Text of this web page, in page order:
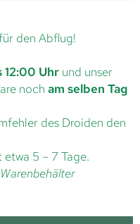
den Abflug!
12:00 Uhr und unser
noch am selben Tag
des Droiden den
5 – 7 Tage.